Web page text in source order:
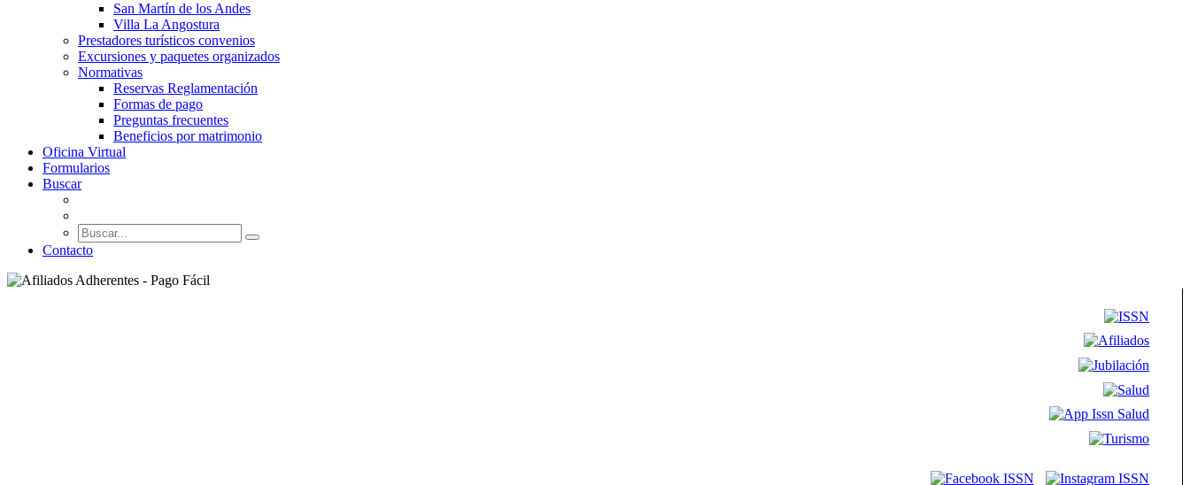
San Martín de los Andes
Villa La Angostura
Prestadores turísticos convenios
Excursiones y paquetes organizados
Normativas
Reservas Reglamentación
Formas de pago
Preguntas frecuentes
Beneficios por matrimonio
Oficina Virtual
Formularios
Buscar
Contacto